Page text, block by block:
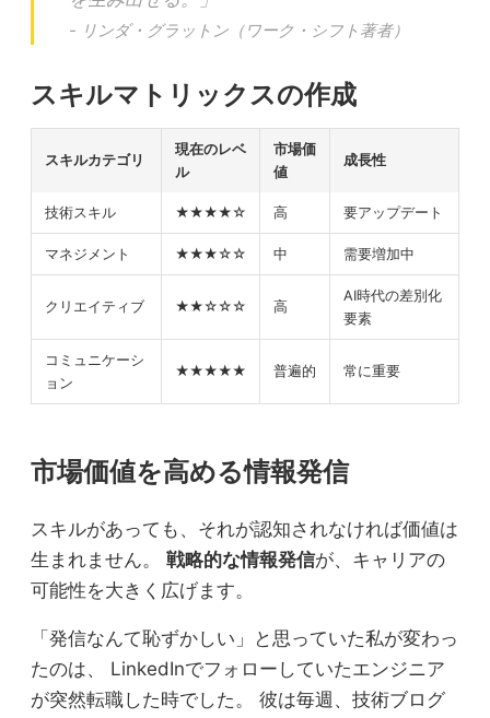
- リンダ・グラットン（ワーク・シフト著者）
スキルマトリックスの作成
スキルカテゴリ
現在のレベ
ル
市場価
値
成長性
技術スキル ★★★★☆ 高 要アップデート
マネジメント ★★★☆☆ 中 需要増加中
クリエイティブ ★★☆☆☆ 高
AI時代の差別化
要素
コミュニケーシ
ョン
★★★★★ 普遍的 常に重要
市場価値を高める情報発信
スキルがあっても、それが認知されなければ価値は
生まれません。 戦略的な情報発信が、キャリアの
可能性を大きく広げます。
「発信なんて恥ずかしい」と思っていた私が変わっ
たのは、 LinkedInでフォローしていたエンジニア
が突然転職した時でした。 彼は毎週、技術ブログ